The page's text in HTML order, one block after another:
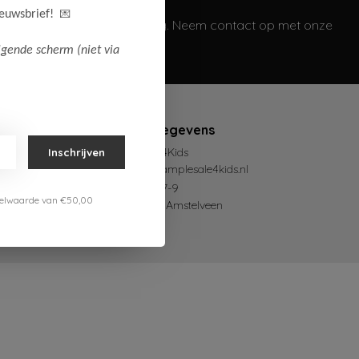
Vragen?
We helpen je graag. Neem contact op met onze
klantenservice.
Contactgegevens
SampleSale4Kids
mail@samplesale4kids.nl
Zetterij 7-9
1185 ZZ Amstelveen
💌
scherm (niet via
Inschrijven
van €50,00